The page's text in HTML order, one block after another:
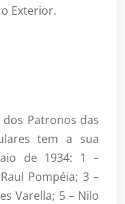
Exterior.
Patronos das
tem a sua
de 1934: 1 –
Pompéia; 3 –
Varella; 5 – Nilo